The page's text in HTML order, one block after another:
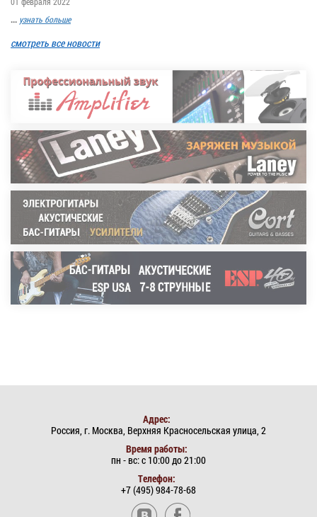
WYLDE)
Американский рок-музыкант, гитарист-
виртуоз, автор песен.
РАМИ БИТС (RAMI
... узнать больше
смотреть все новости
Адрес:
Россия, г. Москва, Верхняя Красносельская улица, 2
Время работы:
пн - вс: с 10:00 до 21:00
Телефон:
+7 (495) 984-78-68